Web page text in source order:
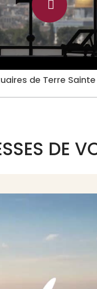
de Terre Sainte
DE